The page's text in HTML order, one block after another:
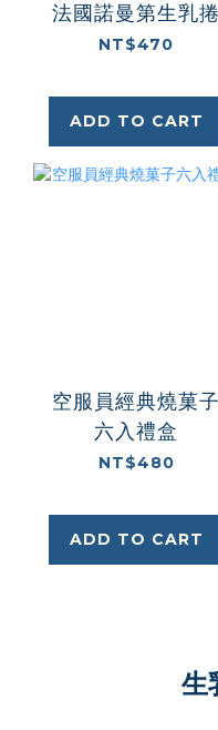
法國諾曼第生乳捲
NT$470
ADD TO CART
空服員經典燒菓子
六入禮盒
NT$480
ADD TO CART
生